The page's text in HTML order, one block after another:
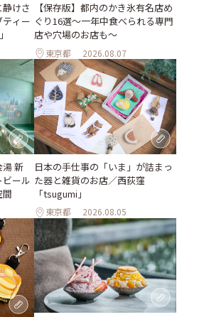
けさ
ィー
【保存版】都内のかき氷有名店め
ぐり16選～一年中食べられる専門
店や穴場のお店も～
東京都 2026.08.07
新
ール
間
日本の手仕事の「いま」が詰まっ
た器と雑貨のお店／西荻窪
「tsugumi」
東京都 2026.08.05